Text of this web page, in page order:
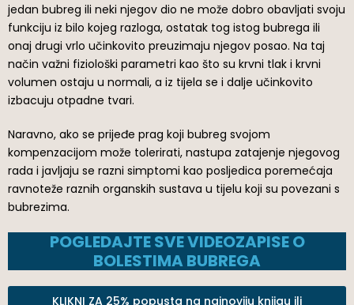
jedan bubreg ili neki njegov dio ne može dobro obavljati svoju
funkciju iz bilo kojeg razloga, ostatak tog istog bubrega ili
onaj drugi vrlo učinkovito preuzimaju njegov posao. Na taj
način važni fiziološki parametri kao što su krvni tlak i krvni
volumen ostaju u normali, a iz tijela se i dalje učinkovito
izbacuju otpadne tvari.
Naravno, ako se prijeđe prag koji bubreg svojom
kompenzacijom može tolerirati, nastupa zatajenje njegovog
rada i javljaju se razni simptomi kao posljedica poremećaja
ravnoteže raznih organskih sustava u tijelu koji su povezani s
bubrezima.
POGLEDAJTE SVE VIDEOZAPISE O
BOLESTIMA BUBREGA
KLIKNI ZA 25% popusta na najnoviju knjigu ili